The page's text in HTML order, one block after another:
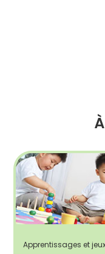
Apprentissages et